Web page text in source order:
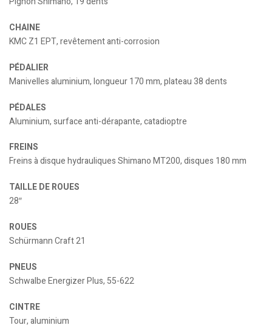
CHAINE
KMC Z1 EPT, revêtement anti-corrosion
PÉDALIER
Manivelles aluminium, longueur 170 mm, plateau 38 dents
PÉDALES
Aluminium, surface anti-dérapante, catadioptre
FREINS
Freins à disque hydrauliques Shimano MT200, disques 180 mm
TAILLE DE ROUES
28″
ROUES
Schürmann Craft 21
PNEUS
Schwalbe Energizer Plus, 55-622
CINTRE
Tour, aluminium